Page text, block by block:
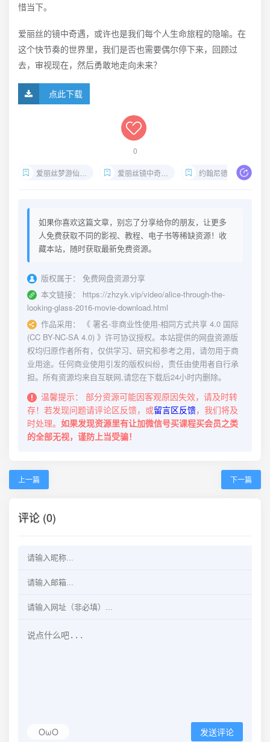
惜当下。
爱丽丝的镜中奇遇，或许也是我们每个人生命旅程的隐喻。在
这个快节奏的世界里，我们是否也需要偶尔停下来，回顾过
去，审视现在，然后勇敢地走向未来？
点此下载
0
爱丽丝梦游仙境2电影下载 爱丽丝镜中奇遇记高清完整版 约翰尼德普新作奇幻片
如果你喜欢这篇文章，别忘了分享给你的朋友，让更多
人免费获取不同的影视、教程、电子书等稀缺资源！收
藏本站，随时获取最新免费资源。
版权属于：
免费网盘资源分享
本文链接：
https://zhzyk.vip/video/alice-through-the-
looking-glass-2016-movie-download.html
作品采用：
《 署名-非商业性使用-相同方式共享 4.0 国际
(CC BY-NC-SA 4.0) 》许可协议授权。本站提供的网盘资源版
权均归原作者所有，仅供学习、研究和参考之用，请勿用于商
业用途。任何商业使用引发的版权纠纷，责任由使用者自行承
担。所有资源均来自互联网,请您在下载后24小时内删除。
温馨提示：
部分资源可能因客观原因失效，请及时转
存！若发现问题请评论区反馈，或留言区反馈，我们将及
时处理。 如果发现资源里有让加微信号买课程买会员之类
的全部无视，谨防上当受骗！
上一篇 下一篇
评论 (0)
OωO 发送评论